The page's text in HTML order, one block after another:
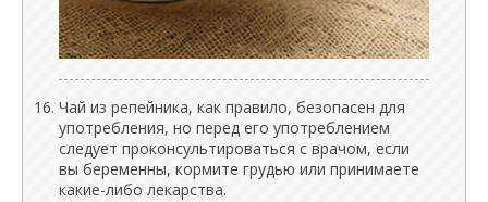
Чай из репейника, как правило, безопасен для
употребления, но перед его употреблением
следует проконсультироваться с врачом, если
вы беременны, кормите грудью или принимаете
какие-либо лекарства.